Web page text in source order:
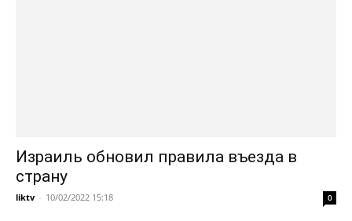
Израиль обновил правила въезда в
страну
liktv - 10/02/2022 15:18 0